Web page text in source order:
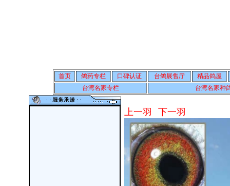
首页 鸽药专栏 口碑认证 台鸽展售厅
精品鸽屋
台湾名家专栏
台湾名家种
上一羽 下一羽